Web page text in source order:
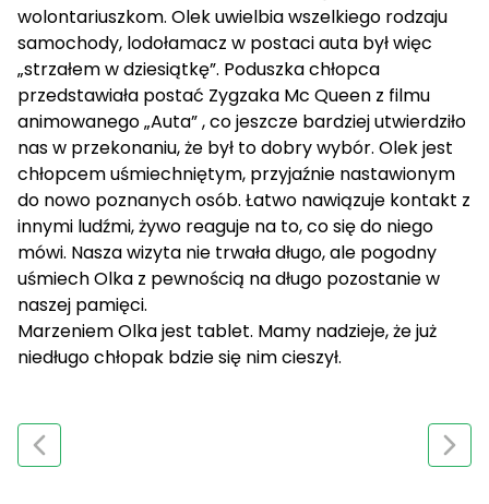
wolontariuszkom. Olek uwielbia wszelkiego rodzaju
samochody, lodołamacz w postaci auta był więc
„strzałem w dziesiątkę”. Poduszka chłopca
przedstawiała postać Zygzaka Mc Queen z filmu
animowanego „Auta” , co jeszcze bardziej utwierdziło
nas w przekonaniu, że był to dobry wybór. Olek jest
chłopcem uśmiechniętym, przyjaźnie nastawionym
do nowo poznanych osób. Łatwo nawiązuje kontakt z
innymi ludźmi, żywo reaguje na to, co się do niego
mówi. Nasza wizyta nie trwała długo, ale pogodny
uśmiech Olka z pewnością na długo pozostanie w
naszej pamięci.
Marzeniem Olka jest tablet. Mamy nadzieje, że już
niedługo chłopak bdzie się nim cieszył.